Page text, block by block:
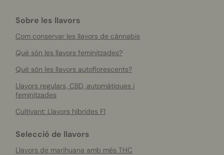
Sobre les llavors
Com conservar les llavors de cànnabis
Què són les llavors feminitzades?
Què són les llavors autoflorescents?
Llavors regulars, CBD, automàtiques i
feminitzades
Cultivant: Llavors híbrides F1
Selecció de llavors
Llavors de marihuana amb més THC